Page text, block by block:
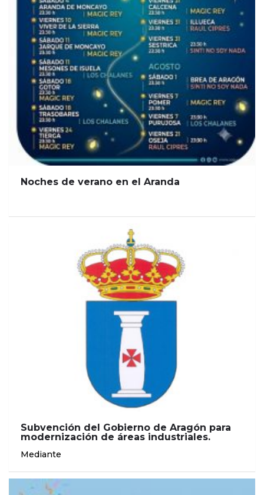
Noches de verano en el Aranda
Subvención del Gobierno de Aragón para
modernización de áreas industriales.
Mediante